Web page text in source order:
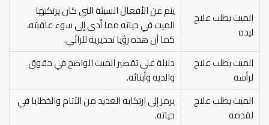
الميت يطلب علاج
ليده
ينم عن الأفعال السيئة التي كان يرتكبها
الميت في حياته مما أدى إلى سوء عاقبته،
كما أن هذه رؤيا تحذيرية للرائي.
الميت يطلب علاج
لرأسه
دلالة على تقصير الميت الواضح في حقوق
والديه وأبنائه.
الميت يطلب علاج
لقدمه
يرمز إلى ارتكابه العديد من الآثام والخطايا في
حياته.